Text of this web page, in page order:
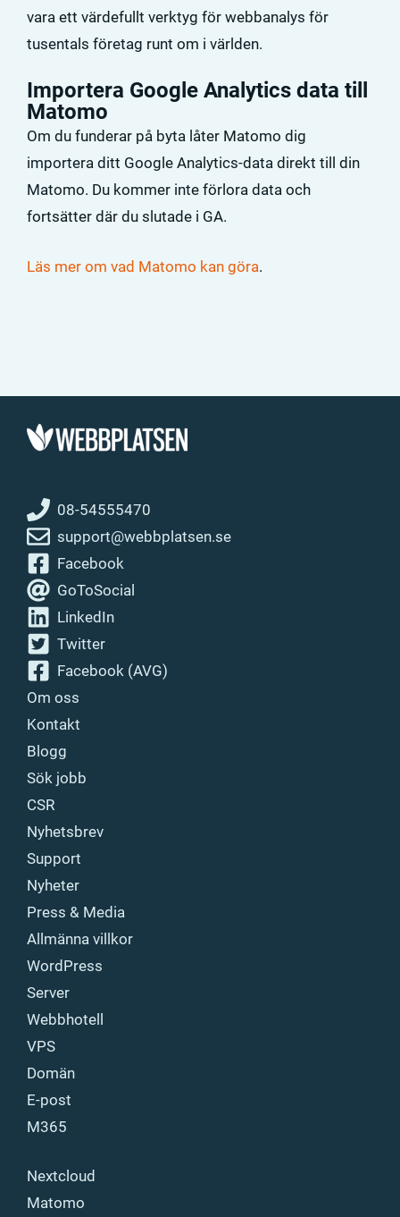
vara ett värdefullt verktyg för webbanalys för
tusentals företag runt om i världen.
Importera Google Analytics data till
Matomo
Om du funderar på byta låter Matomo dig
importera ditt Google Analytics-data direkt till din
Matomo. Du kommer inte förlora data och
fortsätter där du slutade i GA.
Läs mer om vad Matomo kan göra.
08-54555470
support@webbplatsen.se
Facebook
GoToSocial
LinkedIn
Twitter
Facebook (AVG)
Om oss
Kontakt
Blogg
Sök jobb
CSR
Nyhetsbrev
Support
Nyheter
Press & Media
Allmänna villkor
WordPress
Server
Webbhotell
VPS
Domän
E-post
M365
Nextcloud
Matomo